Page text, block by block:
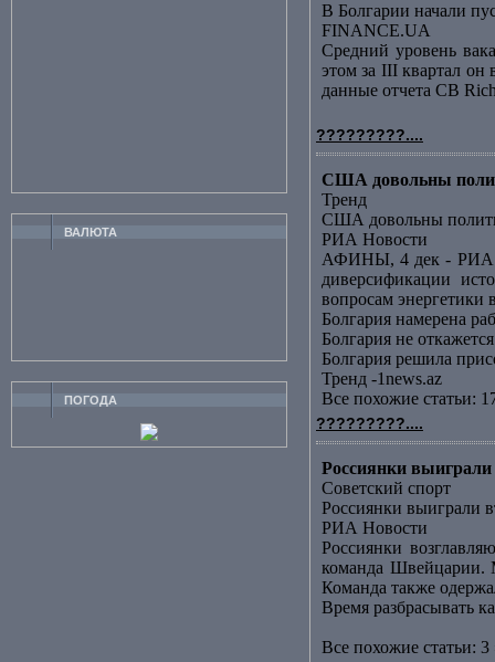
ВАЛЮТА
ПОГОДА
В Болгарии начали
FINANCE.UA
Средний уровень
этом за III квартал он
данные отчета CB
?????????....
США довольны
Тренд
США довольны
РИА Новости
АФИНЫ, 4 дек - РИА
диверсификации
вопросам энергетики
Болгария намерена
Болгария не
Болгария решила
Тренд -1news.az
Все похожие статьи:
?????????....
Россиянки
Советский спорт
Россиянки выиграли
РИА Новости
Россиянки
команда Швейцарии.
Команда также
Время разбрасывать
Все похожие статьи: 3